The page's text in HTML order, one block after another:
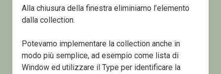
Alla chiusura della finestra eliminiamo l’elemento
dalla collection.
Potevamo implementare la collection anche in
modo più semplice, ad esempio come lista di
Window ed utilizzare il Type per identificare la